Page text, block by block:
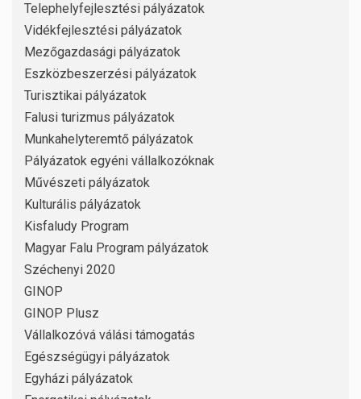
Telephelyfejlesztési pályázatok
Vidékfejlesztési pályázatok
Mezőgazdasági pályázatok
Eszközbeszerzési pályázatok
Turisztikai pályázatok
Falusi turizmus pályázatok
Munkahelyteremtő pályázatok
Pályázatok egyéni vállalkozóknak
Művészeti pályázatok
Kulturális pályázatok
Kisfaludy Program
Magyar Falu Program pályázatok
Széchenyi 2020
GINOP
GINOP Plusz
Vállalkozóvá válási támogatás
Egészségügyi pályázatok
Egyházi pályázatok